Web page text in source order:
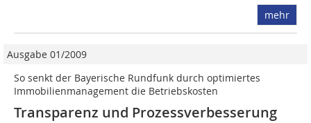
mehr
Ausgabe 01/2009
So senkt der Bayerische Rundfunk durch optimiertes
Immobilienmanagement die Betriebskosten
Transparenz und Prozessverbesserung